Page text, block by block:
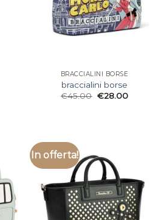
BRACCIALINI BORSE
braccialini borse
€45.00 €28.00
In offerta!